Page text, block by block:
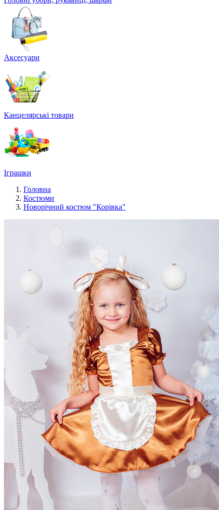
Аксесуари
Канцелярські товари
Іграшки
Головна
Костюми
Новорічний костюм "Корівка"